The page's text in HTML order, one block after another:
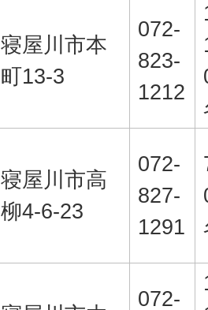
寝屋川市本
町13-3
072-
823-
1212
寝屋川市高
柳4-6-23
072-
827-
1291
072-